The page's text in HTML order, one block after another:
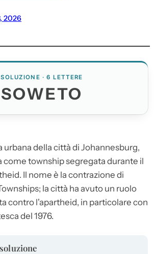
2026
SOLUZIONE · 6 LETTERE
SOWETO
urbana della città di Johannesburg,
come township segregata durante il
Il nome è la contrazione di
la città ha avuto un ruolo
contro l'apartheid, in particolare con
del 1976.